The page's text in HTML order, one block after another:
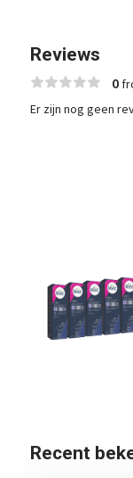
Reviews
0
Er zijn nog geen
Recent